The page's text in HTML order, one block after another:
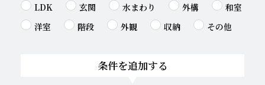
LDK 玄関 水まわり 外構
和室
洋室
階段 外観 収納 その他
条件を追加する